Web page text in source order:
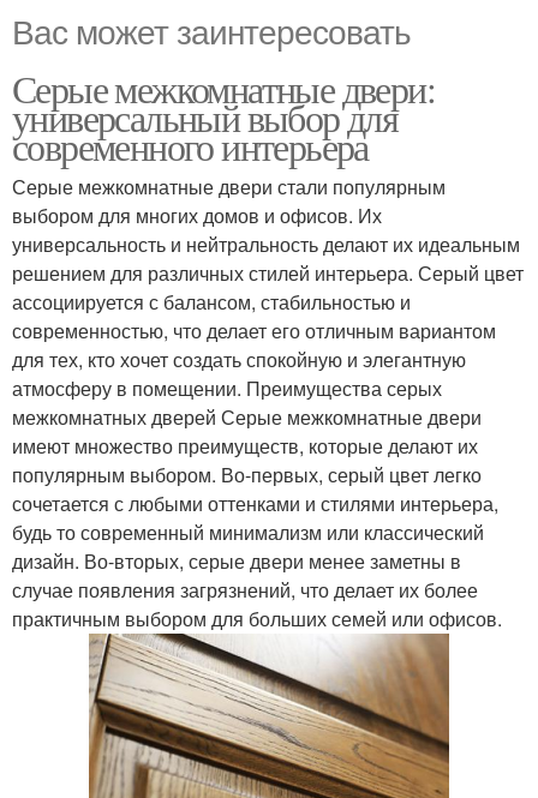
Вас может заинтересовать
Серые межкомнатные двери:
универсальный выбор для
современного интерьера
Серые межкомнатные двери стали популярным
выбором для многих домов и офисов. Их
универсальность и нейтральность делают их идеальным
решением для различных стилей интерьера. Серый цвет
ассоциируется с балансом, стабильностью и
современностью, что делает его отличным вариантом
для тех, кто хочет создать спокойную и элегантную
атмосферу в помещении. Преимущества серых
межкомнатных дверей Серые межкомнатные двери
имеют множество преимуществ, которые делают их
популярным выбором. Во-первых, серый цвет легко
сочетается с любыми оттенками и стилями интерьера,
будь то современный минимализм или классический
дизайн. Во-вторых, серые двери менее заметны в
случае появления загрязнений, что делает их более
практичным выбором для больших семей или офисов.